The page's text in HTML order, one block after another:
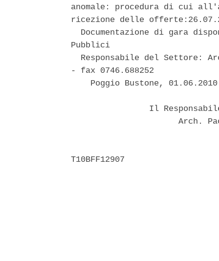
anomale: procedura di cui
ricezione delle
Documentazione di gara
Pubblici
Responsabile del Settore:
- fax 0746.688252
Poggio Bustone,
Il
Arch.